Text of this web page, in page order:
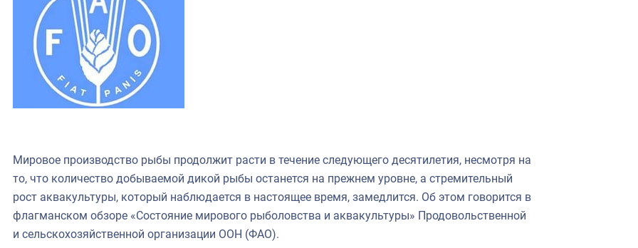
и мире
Мировое производство рыбы продолжит расти в течение следующего десятилетия, несмотря на
то, что количество добываемой дикой рыбы останется на прежнем уровне, а стремительный
рост аквакультуры, который наблюдается в настоящее время, замедлится. Об этом говорится в
флагманском обзоре «Состояние мирового рыболовства и аквакультуры» Продовольственной
и сельскохозяйственной организации ООН (ФАО).